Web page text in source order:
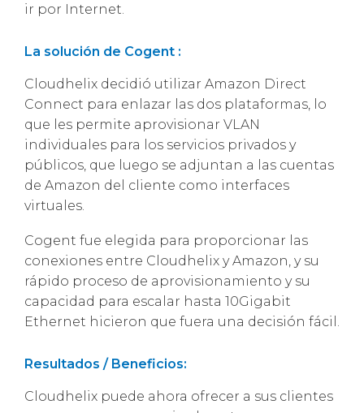
ir por Internet.
La solución de Cogent :
Cloudhelix decidió utilizar Amazon Direct
Connect para enlazar las dos plataformas, lo
que les permite aprovisionar VLAN
individuales para los servicios privados y
públicos, que luego se adjuntan a las cuentas
de Amazon del cliente como interfaces
virtuales.
Cogent fue elegida para proporcionar las
conexiones entre Cloudhelix y Amazon, y su
rápido proceso de aprovisionamiento y su
capacidad para escalar hasta 10Gigabit
Ethernet hicieron que fuera una decisión fácil.
Resultados / Beneficios:
Cloudhelix puede ahora ofrecer a sus clientes